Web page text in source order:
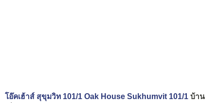
โอ๊คเฮ้าส์ สุขุมวิท 101/1 Oak House Sukhumvit 101/1 บ้าน